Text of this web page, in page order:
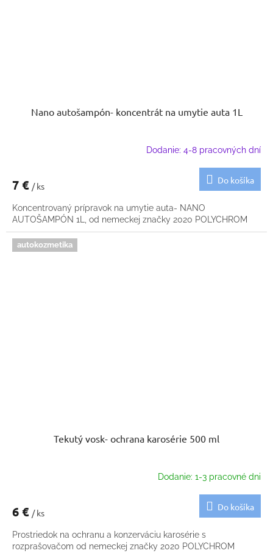
Nano autošampón- koncentrát na umytie auta 1L
Dodanie: 4-8 pracovných dní
7 € / ks
Do košíka
Koncentrovaný prípravok na umytie auta- NANO
AUTOŠAMPÓN 1L, od nemeckej značky 2020 POLYCHROM
autokozmetika
Tekutý vosk- ochrana karosérie 500 ml
Dodanie: 1-3 pracovné dni
6 € / ks
Do košíka
Prostriedok na ochranu a konzerváciu karosérie s
rozprašovačom od nemeckej značky 2020 POLYCHROM